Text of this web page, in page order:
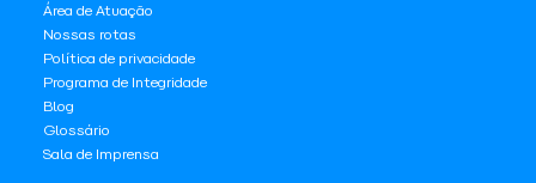
Área de Atuação
Nossas rotas
Política de privacidade
Programa de Integridade
Blog
Glossário
Sala de Imprensa